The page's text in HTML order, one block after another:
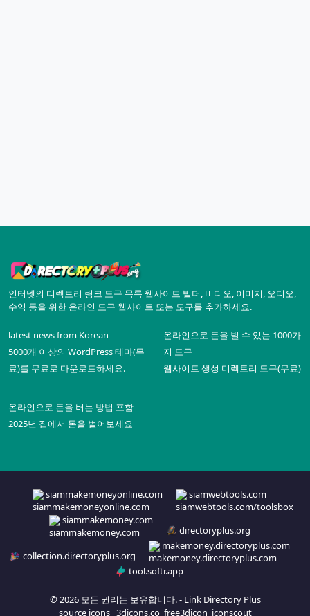
인터넷의 디렉토리 링크 도구 목록 웹사이트 빌더, 비디오, 이미지, 오디오,
수익 등을 위한 온라인 도구 웹사이트 또는 도구를 추가하세요.
latest news from Korean
5000개 이상의 WordPress 테마(무
료)를 무료로 다운로드하세요.
온라인으로 돈을 벌 수 있는 1000가
지 도구
웹사이트 생성 디렉토리 도구(무료)
온라인으로 돈을 버는 방법 포함
2025년 집에서 돈을 벌어보세요
siammakemoneyonline.com siamwebtools.com
siammakemoney.com
directoryplus.org
collection.directoryplus.org
makemoney.directoryplus.com
tool.softr.app
© 2026 모든 권리는 보유합니다. - Link Directory Plus
source icons 3dicons.co free3dicon iconscout